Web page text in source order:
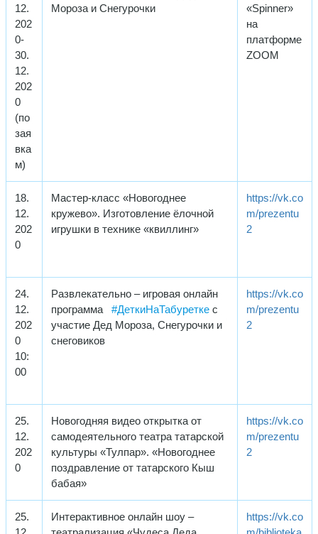
12.
202
0-
30.
12.
202
0
(по
зая
вка
м)
Мороза и Снегурочки
«Spinner»
на
платформе
ZOOM
18.
12.
202
0
Мастер-класс «Новогоднее
кружево». Изготовление ёлочной
игрушки в технике «квиллинг»
https://vk.co
m/prezentu
2
24.
12.
202
0
10:
00
Развлекательно – игровая онлайн
программа #ДеткиНаТабуретке с
участие Дед Мороза, Снегурочки и
снеговиков
https://vk.co
m/prezentu
2
25.
12.
202
0
Новогодняя видео открытка от
самодеятельного театра татарской
культуры «Тулпар». «Новогоднее
поздравление от татарского Кыш
бабая»
https://vk.co
m/prezentu
2
25.
Интерактивное онлайн шоу –
https://vk.co